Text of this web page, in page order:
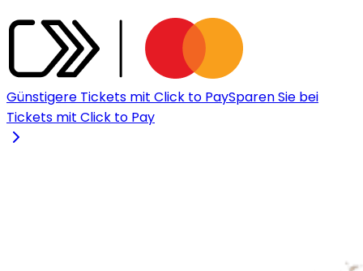
Günstigere Tickets mit Click to PaySparen Sie bei
Tickets mit Click to Pay